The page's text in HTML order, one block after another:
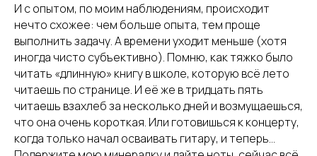
И с опытом, по моим наблюдениям, происходит
нечто схожее: чем больше опыта, тем проще
выполнить задачу. А времени уходит меньше (хотя
иногда чисто субъективно). Помню, как тяжко было
читать «длинную» книгу в школе, которую всё лето
читаешь по странице. И её же в тридцать пять
читаешь взахлеб за несколько дней и возмущаешься,
что она очень короткая. Или готовишься к концерту,
когда только начал осваивать гитару, и теперь…